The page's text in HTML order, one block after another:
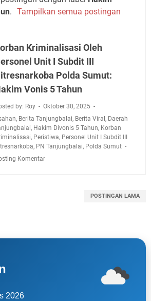
. Tampilkan semua postingan
Kriminalisasi Oleh
Unit I Subdit III
Polda Sumut:
Vonis 5 Tahun
by: Roy
Oktober 30, 2025
, Berita Tanjungbalai, Berita Viral , Daerah
, Hakim Divonis 5 Tahun, Korban
, Peristiwa, Personel Unit I Subdit III
, PN Tanjungbalai, Polda Sumut
Komentar
POSTINGAN LAMA
2026